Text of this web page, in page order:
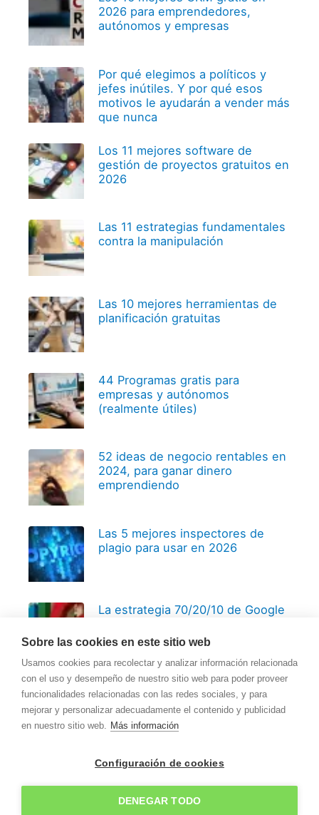
2026 para emprendedores,
autónomos y empresas
Por qué elegimos a políticos y
jefes inútiles. Y por qué esos
motivos le ayudarán a vender más
que nunca
Los 11 mejores software de
gestión de proyectos gratuitos en
2026
Las 11 estrategias fundamentales
contra la manipulación
Las 10 mejores herramientas de
planificación gratuitas
44 Programas gratis para
empresas y autónomos
(realmente útiles)
52 ideas de negocio rentables en
2024, para ganar dinero
emprendiendo
Las 5 mejores inspectores de
plagio para usar en 2026
La estrategia 70/20/10 de Google
Sobre Recursos para Pymes
Política de privacidad
Política de cookies
Sobre las cookies en este sitio web
Usamos cookies para recolectar y analizar información relacionada
con el uso y desempeño de nuestro sitio web para poder proveer
funcionalidades relacionadas con las redes sociales, y para
mejorar y personalizar adecuadamente el contenido y publicidad
en nuestro sitio web. Más información
Configuración de cookies
DENEGAR TODO